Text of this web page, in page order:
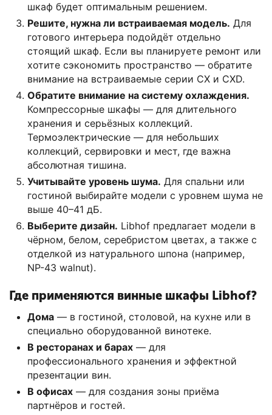
шкаф будет оптимальным решением.
Решите, нужна ли встраиваемая модель. Для
готового интерьера подойдёт отдельно
стоящий шкаф. Если вы планируете ремонт или
хотите сэкономить пространство — обратите
внимание на встраиваемые серии CX и CXD.
Обратите внимание на систему охлаждения.
Компрессорные шкафы — для длительного
хранения и серьёзных коллекций.
Термоэлектрические — для небольших
коллекций, сервировки и мест, где важна
абсолютная тишина.
Учитывайте уровень шума. Для спальни или
гостиной выбирайте модели с уровнем шума не
выше 40–41 дБ.
Выберите дизайн. Libhof предлагает модели в
чёрном, белом, серебристом цветах, а также с
отделкой из натурального шпона (например,
NP-43 walnut).
Где применяются винные шкафы Libhof?
Дома — в гостиной, столовой, на кухне или в
специально оборудованной винотеке.
В ресторанах и барах — для
профессионального хранения и эффектной
презентации вин.
В офисах — для создания зоны приёма
партнёров и гостей.